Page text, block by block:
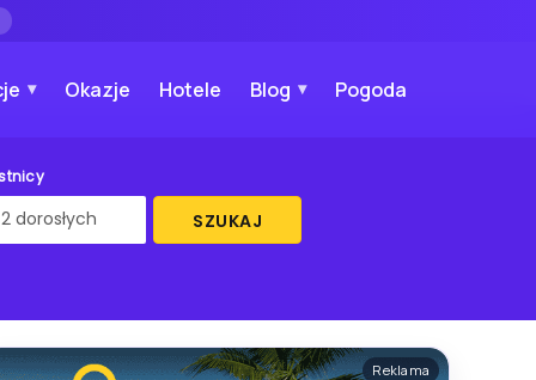
Okazje Hotele Blog Pogoda
SZUKAJ
Reklama